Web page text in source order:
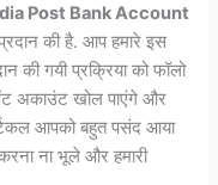
Post Bank Account
की है. आप हमारे इस
की गयी प्रक्रिया को फॉलो
अकाउंट खोल पाएंगे और
आपको बहुत पसंद आया
ना भूले और हमारी